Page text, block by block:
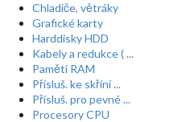
Chladiče, větráky
Grafické karty
Harddisky HDD
Kabely a redukce ( ...
Paměti RAM
Přísluš. ke skříní ...
Přísluš. pro pevné ...
Procesory CPU